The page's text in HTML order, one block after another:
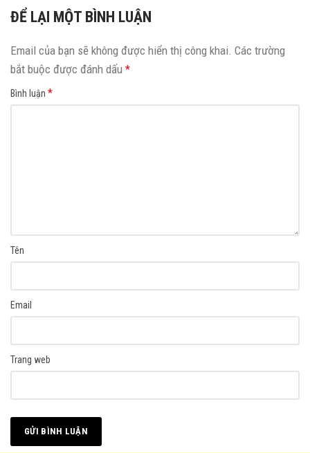
ĐỂ LẠI MỘT BÌNH LUẬN
Email của bạn sẽ không được hiển thị công khai. Các trường
bắt buộc được đánh dấu *
Bình luận *
Tên
Email
Trang web